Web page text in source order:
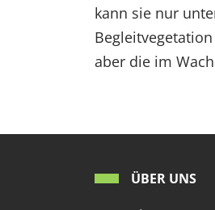
kann sie nur
aber die im
ÜBER UNS